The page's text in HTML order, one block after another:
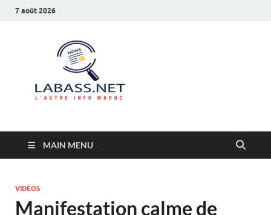
7 août 2026
MAIN MENU
VIDÉOS
Manifestation calme de